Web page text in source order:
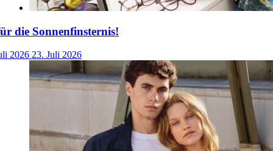
die Sonnenfinsternis!
2026 23. Juli 2026